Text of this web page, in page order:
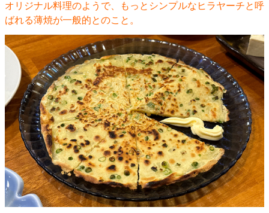
オリジナル料理のようで、もっとシンプルなヒラヤーチと呼
ばれる薄焼が一般的とのこと。